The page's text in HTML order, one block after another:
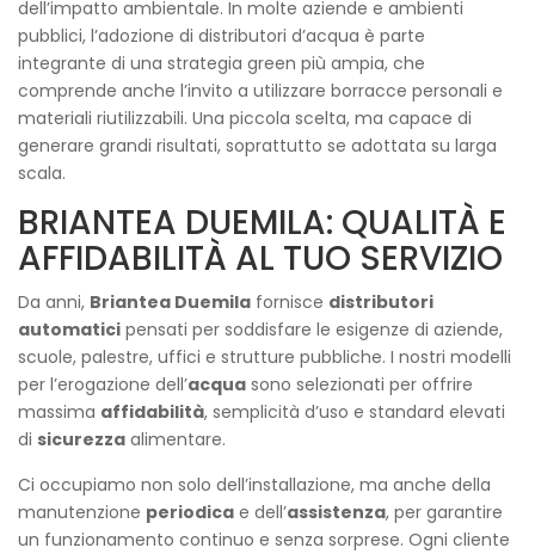
dell’impatto ambientale. In molte aziende e ambienti
pubblici, l’adozione di distributori d’acqua è parte
integrante di una strategia green più ampia, che
comprende anche l’invito a utilizzare borracce personali e
materiali riutilizzabili. Una piccola scelta, ma capace di
generare grandi risultati, soprattutto se adottata su larga
scala.
BRIANTEA DUEMILA: QUALITÀ E
AFFIDABILITÀ AL TUO SERVIZIO
Da anni, Briantea Duemila fornisce distributori
automatici pensati per soddisfare le esigenze di aziende,
scuole, palestre, uffici e strutture pubbliche. I nostri modelli
per l’erogazione dell’acqua sono selezionati per offrire
massima affidabilità, semplicità d’uso e standard elevati
di sicurezza alimentare.
Ci occupiamo non solo dell’installazione, ma anche della
manutenzione periodica e dell’assistenza, per garantire
un funzionamento continuo e senza sorprese. Ogni cliente